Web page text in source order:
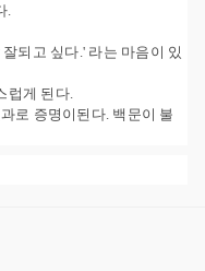
.
되고 싶다.' 라는 마음이 있
럽게 된다.
로 증명이된다. 백문이 불